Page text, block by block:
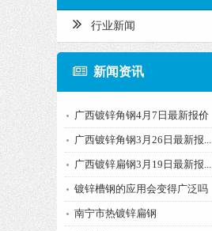
行业新闻
新闻资讯
广西镀锌角钢4月7日最新报价
广西镀锌角钢3月26日最新报...
广西镀锌扁钢3月19日最新报...
镀锌槽钢的应用会变得广泛吗
南宁市热镀锌扁钢